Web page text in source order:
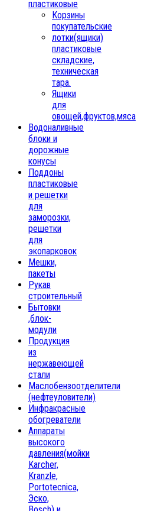
пластиковые
Корзины
покупательские
лотки(ящики)
пластиковые
складские,
техническая
тара.
Ящики
для
овощей,фруктов,мяса
Водоналивные
блоки и
дорожные
конусы
Поддоны
пластиковые
и решетки
для
заморозки,
решетки
для
экопарковок
Мешки,
пакеты
Рукав
строительный
Бытовки
,блок-
модули
Продукция
из
нержавеющей
стали
Маслобензоотделители
(нефтеуловители)
Инфракрасные
обогреватели
Аппараты
высокого
давления(мойки
Karcher,
Kranzle,
Portotecnica,
Эско,